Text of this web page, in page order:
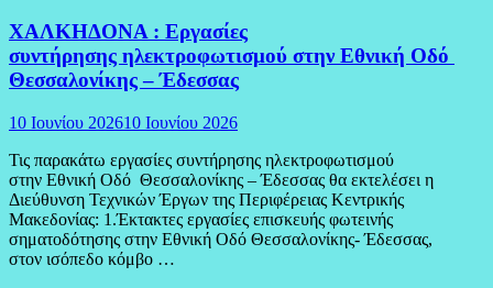
ΧΑΛΚΗΔΟΝΑ : Εργασίες
συντήρησης ηλεκτροφωτισμού στην Εθνική Οδό
Θεσσαλονίκης – Έδεσσας
10 Ιουνίου 202610 Ιουνίου 2026
Τις παρακάτω εργασίες συντήρησης ηλεκτροφωτισμού
στην Εθνική Οδό Θεσσαλονίκης – Έδεσσας θα εκτελέσει η
Διεύθυνση Τεχνικών Έργων της Περιφέρειας Κεντρικής
Μακεδονίας: 1.Έκτακτες εργασίες επισκευής φωτεινής
σηματοδότησης στην Εθνική Οδό Θεσσαλονίκης- Έδεσσας,
στον ισόπεδο κόμβο …